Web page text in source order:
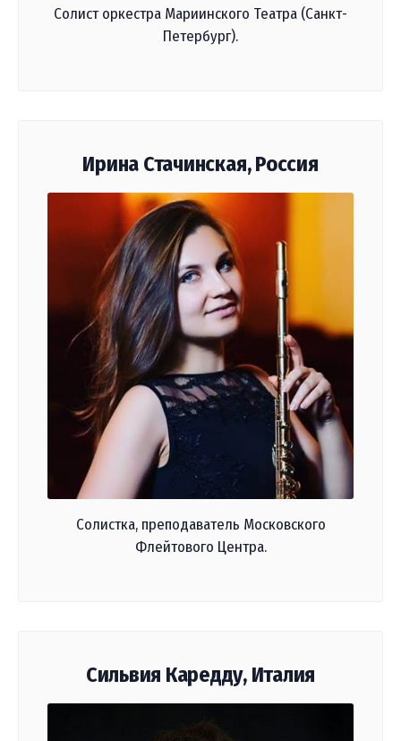
Солист оркестра Мариинского Театра (Санкт-
Петербург).
Ирина Стачинская, Россия
Солистка, преподаватель Московского
Флейтового Центра.
Сильвия Каредду, Италия